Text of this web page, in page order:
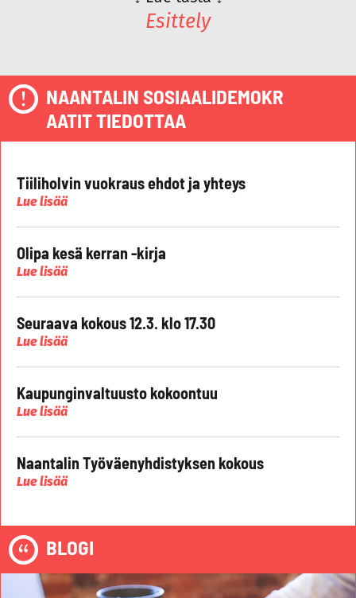
Esittely
NAANTALIN SOSIAALIDEMOKR
AATIT TIEDOTTAA
Tiiliholvin vuokraus ehdot ja yhteys
Lue lisää
Olipa kesä kerran -kirja
Lue lisää
Seuraava kokous 12.3. klo 17.30
Lue lisää
Kaupunginvaltuusto kokoontuu
Lue lisää
Naantalin Työväenyhdistyksen kokous
Lue lisää
BLOGI